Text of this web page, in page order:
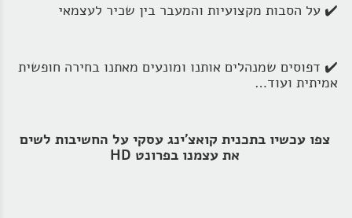
✔️ על הסבות מקצועיות והמעבר בין שכיר לעצמאי
✔️ דפוסים שמנהלים אותנו ומונעים מאתנו בחירה חופשית
אמיתית ועוד…
צפו עכשיו בתכנית קואצ'ינג עסקי על החשיבות לשים
את עצמנו בפרונט HD